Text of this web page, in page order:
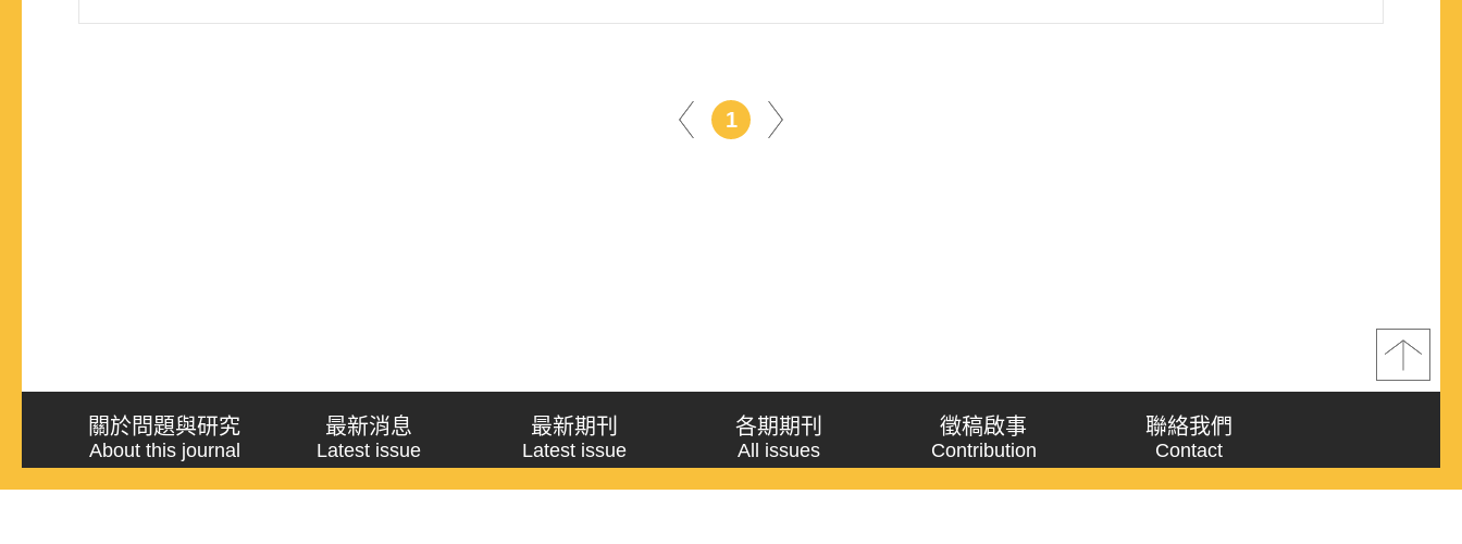
1
關於問題與研究
About this journal
最新消息
Latest issue
最新期刊
Latest issue
各期期刊
All issues
徵稿啟事
Contribution
聯絡我們
Contact